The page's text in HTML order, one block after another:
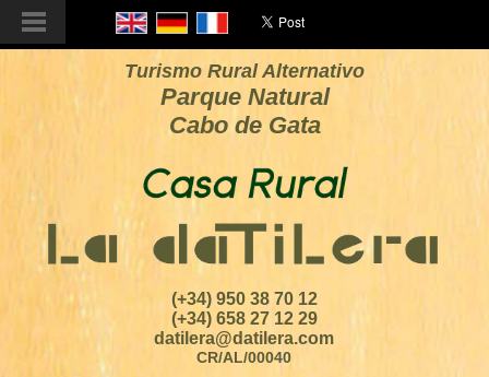
Turismo Rural Alternativo
Parque Natural
Cabo de Gata
(+34) 950 38 70 12
(+34) 658 27 12 29
datilera@datilera.com
CR/AL/00040